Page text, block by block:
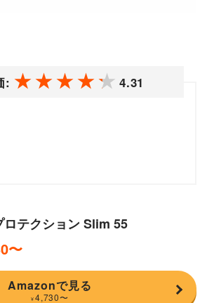
: 4.31
ロテクション Slim 55
〜
Amazonで見る
¥ 4,730〜